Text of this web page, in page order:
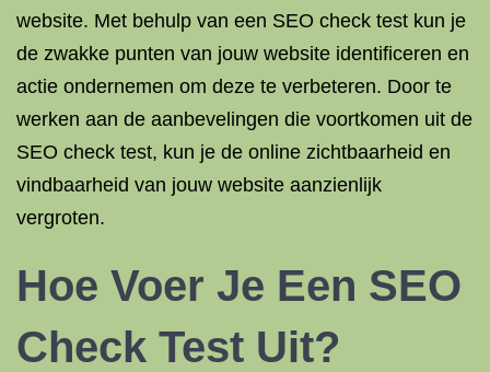
website. Met behulp van een SEO check test kun je
de zwakke punten van jouw website identificeren en
actie ondernemen om deze te verbeteren. Door te
werken aan de aanbevelingen die voortkomen uit de
SEO check test, kun je de online zichtbaarheid en
vindbaarheid van jouw website aanzienlijk
vergroten.
Hoe Voer Je Een SEO
Check Test Uit?